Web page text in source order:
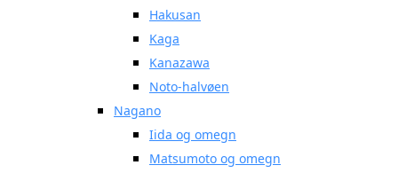
Hakusan
Kaga
Kanazawa
Noto-halvøen
Nagano
Iida og omegn
Matsumoto og omegn